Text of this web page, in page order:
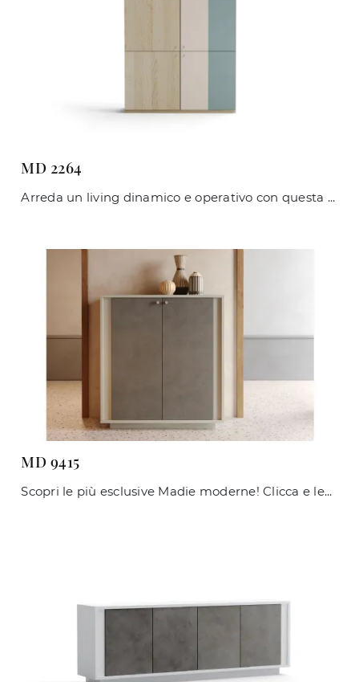
MD 2264
Arreda un living dinamico e operativo con questa madia MD 2264 di Giessegi: scopri le più originali Madie in melaminico.
MD 9415
Scopri le più esclusive Madie moderne! Clicca e leggi l'articolo: mobile soggiorno MD 9415 in melaminico, soluzione bella e funzionale.